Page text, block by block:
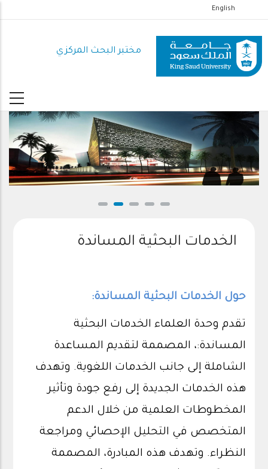
إلى
المحتوى
الرئيسي
English
مختبر البحث المركزي
CRL
الخدمات البحثية المساندة
حول الخدمات البحثية المساندة:
تقدم وحدة العلماء الخدمات البحثية
المساندة:، المصممة لتقديم المساعدة
الشاملة إلى جانب الخدمات اللغوية. وتهدف
هذه الخدمات الجديدة إلى رفع جودة وتأثير
المخطوطات العلمية من خلال الدعم
المتخصص في التحليل الإحصائي ومراجعة
النظراء. وتهدف هذه المبادرة، المصممة